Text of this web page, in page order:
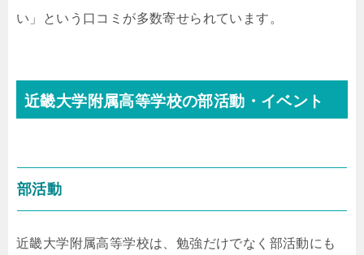
い」という口コミが多数寄せられています。
近畿大学附属高等学校の部活動・イベント
部活動
近畿大学附属高等学校は、勉強だけでなく部活動にも